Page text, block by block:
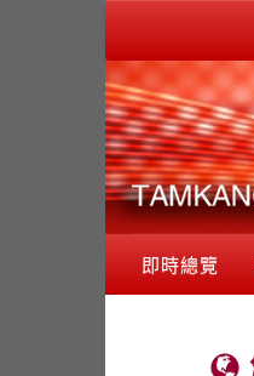
即時總覽